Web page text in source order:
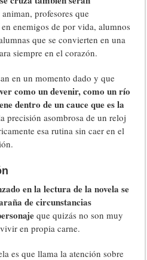
profesores que
enemigos de por vida, alumnos
que se convierten en una
siempre en el corazón.
en un momento dado y que
como un devenir, como un río
dentro de un cauce que es la
precisión asombrosa de un reloj
esa rutina sin caer en el
en la lectura de la novela se
de circunstancias
que quizás no son muy
en propia carne.
es que llama la atención sobre